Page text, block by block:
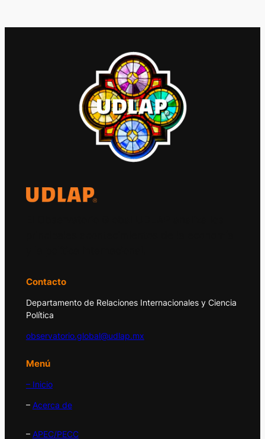
Contacto
Departamento de Relaciones Internacionales y Ciencia
Política
observatorio.global@udlap.mx
Menú
– Inicio
– Acerca de
– APEC/PECC